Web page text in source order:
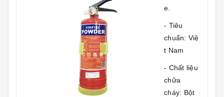
e.
- Tiêu
chuẩn: Việ
t Nam
- Chất liệu
chữa
cháy: Bột